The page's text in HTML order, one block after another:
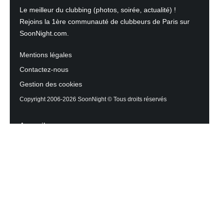
Le meilleur du clubbing (photos, soirée, actualité) !
Rejoins la 1ère communauté de clubbeurs de Paris sur
SoonNight.com.
Mentions légales
Contactez-nous
Gestion des cookies
Copyright 2006-2026 SoonNight © Tous droits réservés
Accueil